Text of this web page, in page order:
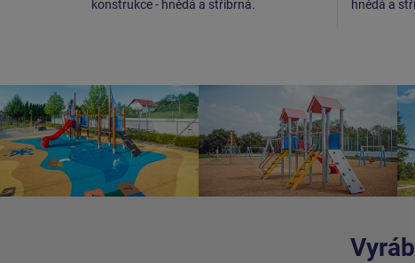
konstrukce - hnědá a stříbrná.
hnědá a